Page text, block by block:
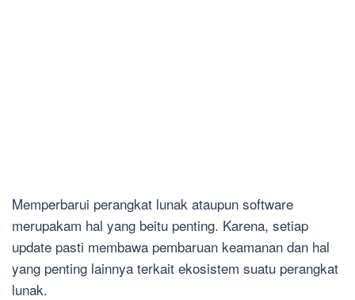
Memperbarui perangkat lunak ataupun software
merupakam hal yang beitu penting. Karena, setiap
update pasti membawa pembaruan keamanan dan hal
yang penting lainnya terkait ekosistem suatu perangkat
lunak.